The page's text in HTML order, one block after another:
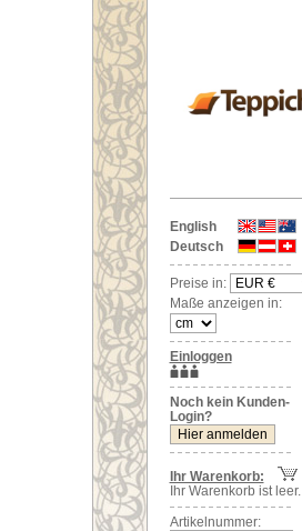
English
Deutsch
Preise in:
Maße anzeigen in:
Einloggen
Noch kein Kunden-
Login?
Ihr Warenkorb:
Ihr Warenkorb ist leer.
Artikelnummer: